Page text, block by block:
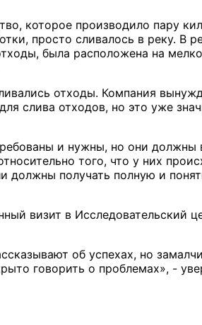
которое производило пару
просто сливалось в реку. В
была расположена на
отходы. Компания
слива отходов, но это уже
и нужны, но они должны
того, что у них
должны получать полную и
визит в Исследовательский
об успехах, но
говорить о проблемах», -